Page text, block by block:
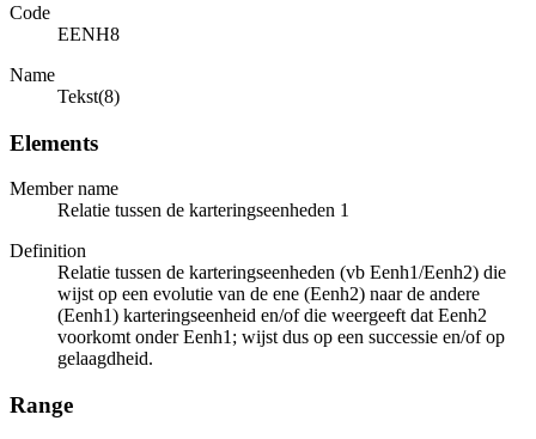
Code
EENH8
Name
Tekst(8)
Elements
Member name
Relatie tussen de karteringseenheden 1
Definition
Relatie tussen de karteringseenheden (vb Eenh1/Eenh2) die
wijst op een evolutie van de ene (Eenh2) naar de andere
(Eenh1) karteringseenheid en/of die weergeeft dat Eenh2
voorkomt onder Eenh1; wijst dus op een successie en/of op
gelaagdheid.
Range